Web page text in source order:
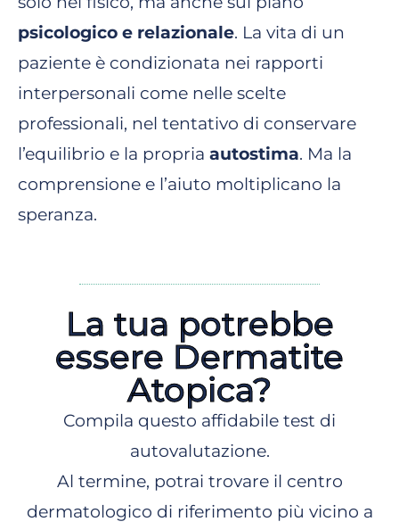
psicologico e relazionale. La vita di un
paziente è condizionata nei rapporti
interpersonali come nelle scelte
professionali, nel tentativo di conservare
l’equilibrio e la propria autostima. Ma la
comprensione e l’aiuto moltiplicano la
speranza.
La tua potrebbe
essere Dermatite
Atopica?
Compila questo affidabile test di
autovalutazione.
Al termine, potrai trovare il centro
dermatologico di riferimento più vicino a